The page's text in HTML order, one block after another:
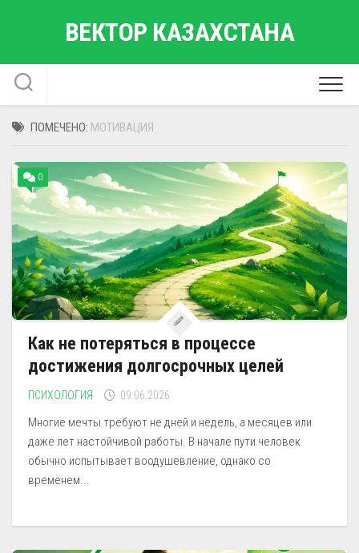
ВЕКТОР КАЗАХСТАНА
ПОМЕЧЕНО: МОТИВАЦИЯ
0
Как не потеряться в процессе
достижения долгосрочных целей
ПСИХОЛОГИЯ 09.06.2026
Многие мечты требуют не дней и недель, а месяцев или
даже лет настойчивой работы. В начале пути человек
обычно испытывает воодушевление, однако со
временем...